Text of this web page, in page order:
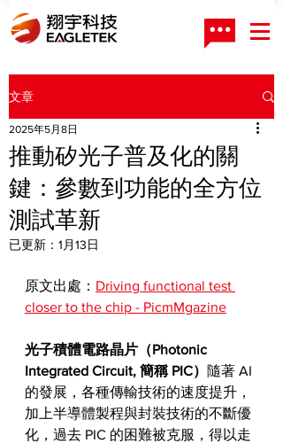
文章
推動矽光子普及化的關
鍵：參數到功能的全方位
測試革新
2025年5月8日
已更新： 1月13日
原文出處： Driving functional test
closer to the chip - PicmMgazine
光子積體電路晶片（Photonic
Integrated Circuit, 簡稱 PIC） 隨著 AI
的發展，各種傳輸技術的速度提升，
加上半導體製程與封裝技術的不斷優
化，過去 PIC 的困難被克服，得以走